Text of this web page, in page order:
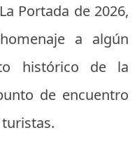
Portada de 2026,
a algún
histórico de la
de encuentro